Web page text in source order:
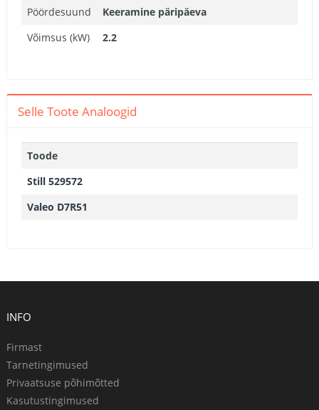
Pöördesuund
Keeramine päripäeva
Võimsus (kW)
2.2
Selle Toote Analoogid
Toode
Still 529572
Valeo D7R51
INFO
Firmast
Tarnetingimused
Privaatsuse põhimõtted
Kasutustingimused